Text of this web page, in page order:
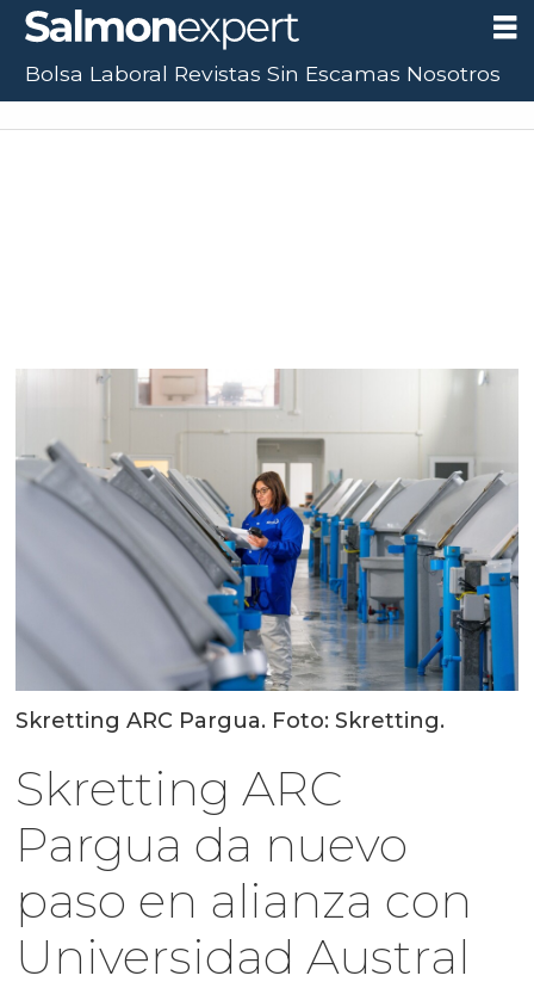
Skretting ARC Pargua. Foto: Skretting.
Skretting ARC
Pargua da nuevo
paso en alianza con
Universidad Austral
Bolsa Laboral Revistas Sin Escamas Nosotros